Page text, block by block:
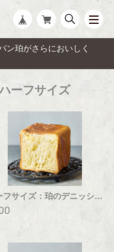
ン珀がさらにおいしく
ーフサイズ
ハーフサイズ：珀のデニッシュ・ブラン（プレーン）